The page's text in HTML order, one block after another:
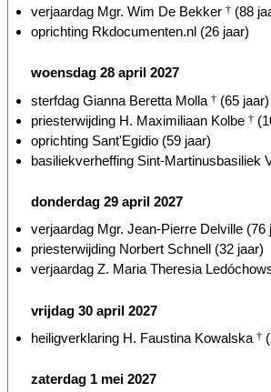
verjaardag Mgr. Wim De Bekker † (88
oprichting Rkdocumenten.nl (26 jaar)
woensdag 28 april 2027
sterfdag Gianna Beretta Molla † (65 jaar)
priesterwijding H. Maximiliaan Kolbe †
oprichting Sant'Egidio (59 jaar)
basiliekverheffing Sint-Martinusbasiliek
donderdag 29 april 2027
verjaardag Mgr. Jean-Pierre Delville (76
priesterwijding Norbert Schnell (32 jaar)
verjaardag Z. Maria Theresia
vrijdag 30 april 2027
heiligverklaring H. Faustina Kowalska †
zaterdag 1 mei 2027